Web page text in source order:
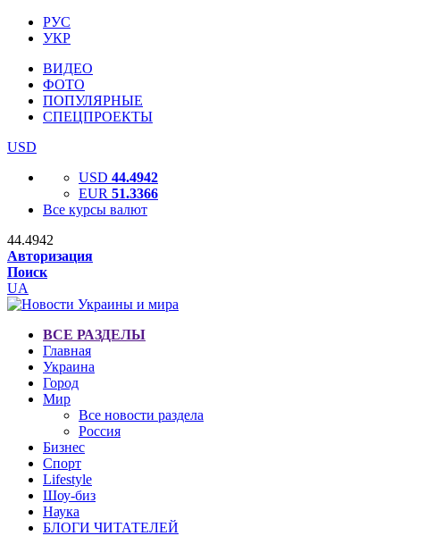
РУС
УКР
ВИДЕО
ФОТО
ПОПУЛЯРНЫЕ
СПЕЦПРОЕКТЫ
USD
USD 44.4942
EUR 51.3366
Все курсы валют
44.4942
Авторизация
Поиск
UA
ВСЕ РАЗДЕЛЫ
Главная
Украина
Город
Мир
Все новости раздела
Россия
Бизнес
Спорт
Lifestyle
Шоу-биз
Наука
БЛОГИ ЧИТАТЕЛЕЙ